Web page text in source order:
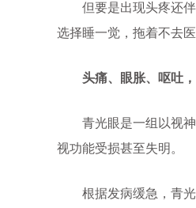
但要是出现头疼还伴
选择睡一觉，拖着不去
头痛、眼胀、呕吐，
青光眼是一组以视神
视功能受损甚至失明。
根据发病缓急，青光